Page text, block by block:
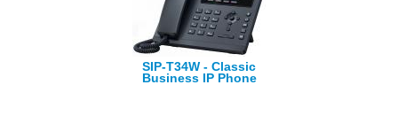
SIP-T34W - Classic
Business IP Phone